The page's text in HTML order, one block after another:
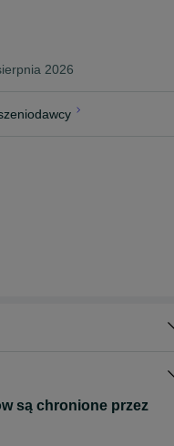
2026
są chronione przez